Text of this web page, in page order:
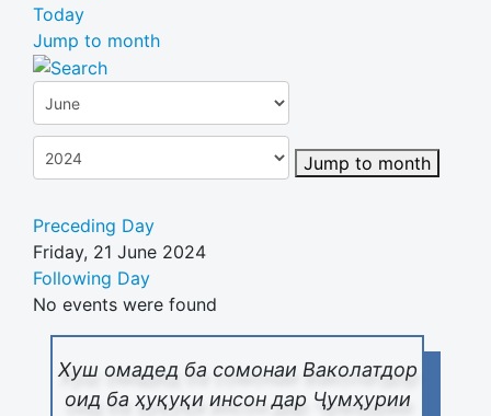
Хуш омадед ба сомонаи Ваколатдор
оид ба ҳуқуқи инсон дар Ҷумҳурии
Today
Jump to month
Jump to month
Preceding Day
Friday, 21 June 2024
Following Day
No events were found